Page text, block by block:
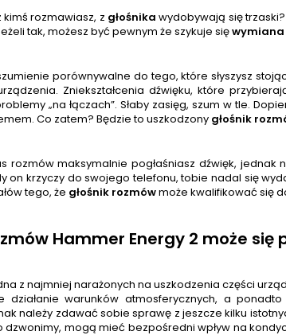
rozmawiasz, z głośnika wydobywają się
tak, możesz być pewnym że szykuje sięwymiana
porównywalne do tego, które słyszysz
Zniekształcenia dźwięku, które
„na łączach”. Słaby zasięg, szum w tle.
Co zatem? Będzie to uszkodzony głośnik
rozmów maksymalnie pogłaśniasz dźwięk, jednak
on krzyczy do swojego telefonu, tobie nadal się
tego, że głośnik rozmówmoże kwalifikować się
Hammer Energy 2 może się
z najmniej narażonych na uszkodzenia części
warunków atmosferycznych, a
należy zdawać sobie sprawę z jeszcze kilku
mogą mieć bezpośredni wpływ na